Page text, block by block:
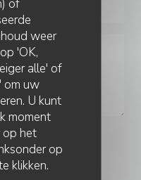
of
weer
'OK,
alle' of
om uw
U kunt
moment
het
op
klikken.
om u af te melden voor
bel-me-niet.nl
ons